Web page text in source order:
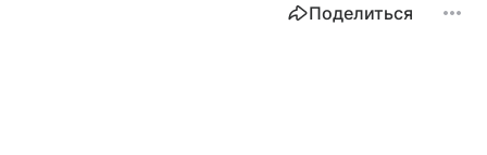
Поделиться